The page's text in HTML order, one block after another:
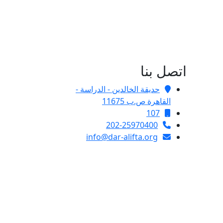
اتصل بنا
حديقة الخالدين - الدراسة -
القاهرة ص.ب 11675
107
202-25970400
info@dar-alifta.org